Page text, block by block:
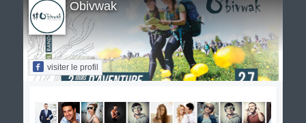
Obivwak
visiter le profil